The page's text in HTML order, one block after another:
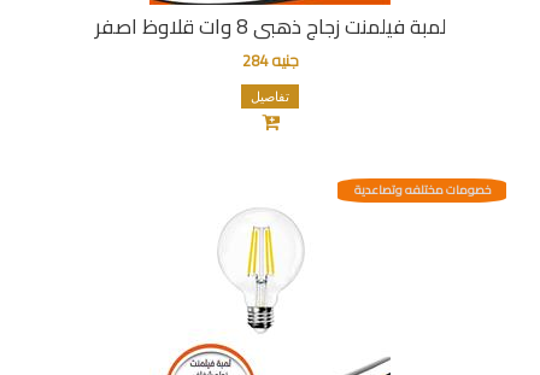
لمبة فيلمنت زجاج ذهبى 8 وات قلاوظ اصفر
جنيه 284
تفاصيل
خصومات مختلفه وتصاعدية